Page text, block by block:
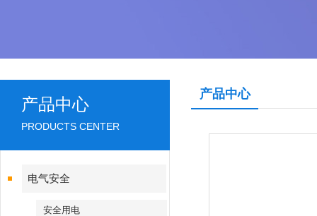
产品中心
PRODUCTS CENTER
电气安全
安全用电
产品中心